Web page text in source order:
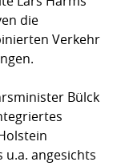
die
Verkehr
Bülck
u.a. angesichts